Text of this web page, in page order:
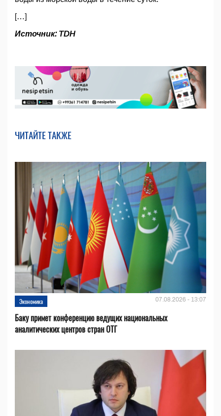
[…]
Источник: TDH
ЧИТАЙТЕ ТАКЖЕ
Экономика 07.08.2026 - 13:07
Баку примет конференцию ведущих национальных
аналитических центров стран ОТГ